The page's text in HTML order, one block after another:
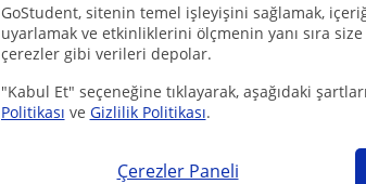
GoStudent, sitenin temel işleyişini sağlamak,
uyarlamak ve etkinliklerini ölçmenin yanı sıra
çerezler gibi verileri depolar.
"Kabul Et" seçeneğine tıklayarak, aşağıdaki
Politikası ve Gizlilik Politikası.
Çerezler Paneli
Çevrimiçi dersler
aram çok iyidir,